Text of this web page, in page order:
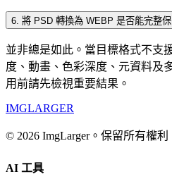
6. 將 PSD 轉換為 WEBP 是否能完整
並非總是如此。當目標格式不支
度、動畫、色彩深度、元資料及
用前請先檢視重要結果。
IMGLARGER
© 2026 ImgLarger。保留所有權利
AI 工具